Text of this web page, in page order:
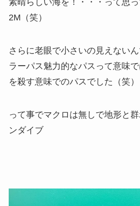
素晴らしい海を！・・・って思
2M（笑）
さらに老眼で小さいの見えない
ラーパス魅力的なパスって意味
を殺す意味でのパスでした（笑）
って事でマクロは無しで地形と
ンダイブ